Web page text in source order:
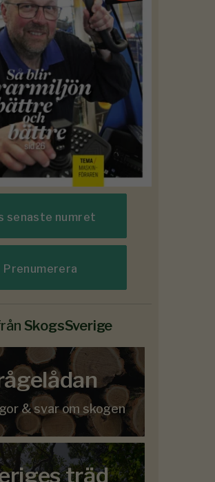
senaste numret
Prenumerera
SkogsSverige
& svar om skogen
träd